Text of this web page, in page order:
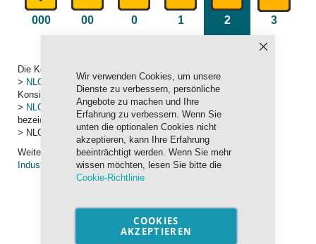
Wir verwenden Cookies, um unsere
Dienste zu verbessern, persönliche
Angebote zu machen und Ihre
Erfahrung zu verbessern. Wenn Sie
unten die optionalen Cookies nicht
akzeptieren, kann Ihre Erfahrung
beeinträchtigt werden. Wenn Sie mehr
wissen möchten, lesen Sie bitte die
Cookie-Richtlinie
COOKIES
AKZEPTIEREN
000 00 0 1 2 3
Die Konsistenz wird in die folgenden Bereiche eingeteilt:
> NLGI 000 NLGI 00 undNLGI 0fallen unter Fließfette (Die
Konsistenz liegt zwischen der von Speiseöl und Jogurth)
> NLGI 1 NLGI 2undNLGI 3werden oft als Mehrzweckfette
bezeichnet (Die Konsistenz ähnelt einer Hautcreme)
> NLGI 4, NLGI 5, NLGI 6 werden heute kaum noch verwendet
Weitere Informationen finden Sie auf ADDINOL > Produkte >
Industrieschmierstoffe > Schmierfett